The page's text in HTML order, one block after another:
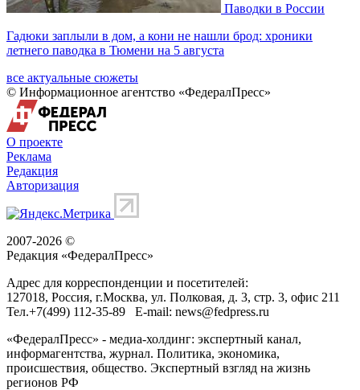
Паводки в России
Гадюки заплыли в дом, а кони не нашли брод: хроники
летнего паводка в Тюмени на 5 августа
все актуальные сюжеты
© Информационное агентство «ФедералПресс»
О проекте
Реклама
Редакция
Авторизация
2007-2026 ©
Редакция «ФедералПресс»
Адрес для корреспонденции и посетителей:
127018, Россия, г.Москва, ул. Полковая, д. 3, стр. 3, офис 211
Тел.+7(499) 112-35-89 E-mail: news@fedpress.ru
«ФедералПресс» - медиа-холдинг: экспертный канал,
информагентства, журнал. Политика, экономика,
происшествия, общество. Экспертный взгляд на жизнь
регионов РФ